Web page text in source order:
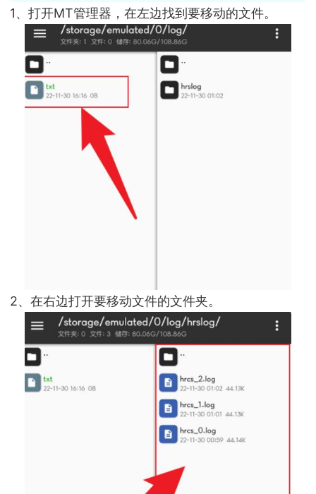
1、打开MT管理器，在左边找到要移动的文件。
2、在右边打开要移动文件的文件夹。